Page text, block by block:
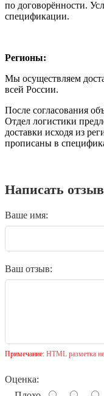
по договорённости.
спецификации.
Регионы:
Мы осуществляем
всей России.
После согласования
Отдел логистики
доставки исходя из
прописаны в
Написать отзыв
Ваше имя:
Ваш отзыв:
Примечание: HTML разметка
Оценка: